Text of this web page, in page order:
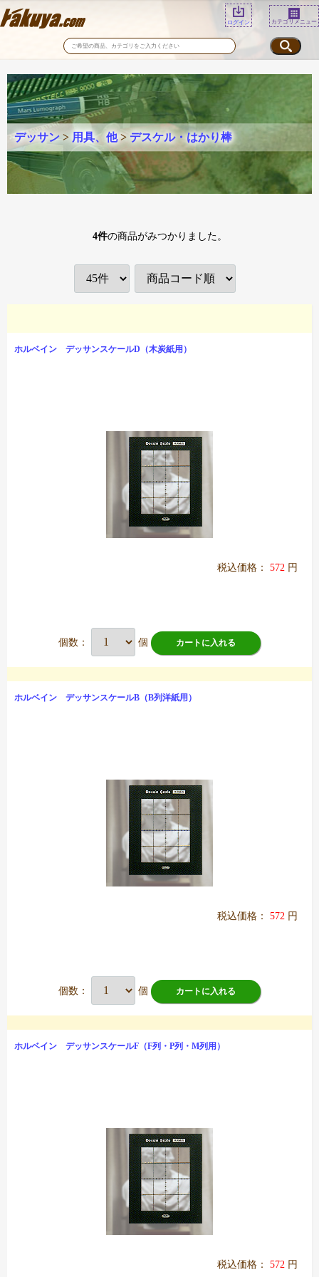
ログイン カテゴリメニュー
デッサン > 用具、他> デスケル・はかり棒
4件の商品がみつかりました。
ホルベイン デッサンスケールD（木炭紙用）
税込価格： 572 円
個数： 個 カートに入れる
ホルベイン デッサンスケールB（B列洋紙用）
税込価格： 572 円
個数： 個 カートに入れる
ホルベイン デッサンスケールF（F列・P列・M列用）
税込価格： 572 円